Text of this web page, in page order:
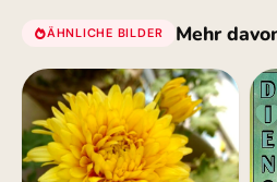
ÄHNLICHE BILDER Mehr